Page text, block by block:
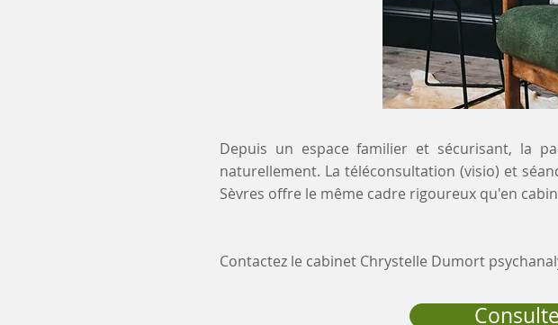
Depuis un espace familier et sécurisant, la
naturellement. La téléconsultation (visio) et
Sèvres offre le même cadre rigoureux qu'en
Contactez le cabinet Chrystelle Dumort